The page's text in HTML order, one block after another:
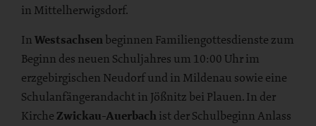
in Mittelherwigsdorf.
InWestsachsenbeginnen Familiengottesdienste zum
Beginn des neuen Schuljahres um 10:00 Uhr im
erzgebirgischen Neudorf und in Mildenau sowie eine
Schulanfängerandacht in Jößnitz bei Plauen. In der
KircheZwickau-Auerbachist der Schulbeginn Anlass